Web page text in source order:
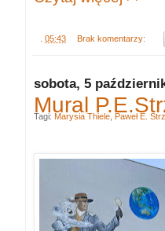
05:43 Brak komentarzy:
sobota, 5
Mural
Tagi: Marysia Thiele Paweł E.